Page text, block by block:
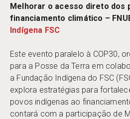
Melhorar o acesso direto dos
financiamento climático –
Indígena FSC
Este evento paralelo à COP30,
para a Posse da Terra em
a Fundação Indígena do FSC
explora estratégias para
povos indígenas ao
contará com a participação de